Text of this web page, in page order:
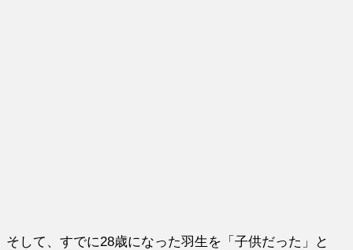
そして、すでに28歳になった羽生を「子供だった」と